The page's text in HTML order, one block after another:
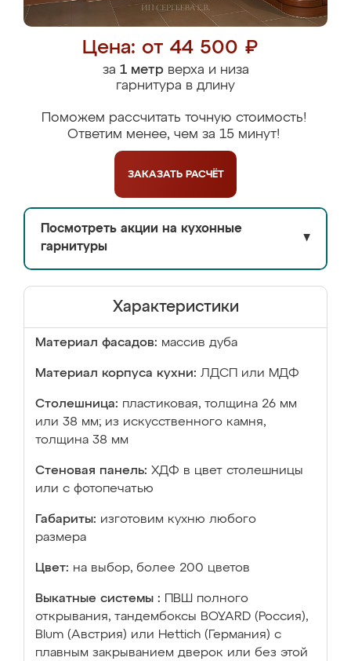
Цена: от 44 500 ₽
за 1 метрверха и низа
гарнитура в длину
Поможем рассчитать точную стоимость!
Ответим менее, чем за 15 минут!
ЗАКАЗАТЬ РАСЧЁТ
Посмотреть акции на кухонные
гарнитуры
▼
Характеристики
Материал фасадов: массив дуба
Материал корпуса кухни: ЛДСП или МДФ
Столешница: пластиковая, толщина 26 мм
или 38 мм; из искусственного камня,
толщина 38 мм
Стеновая панель: ХДФ в цвет столешницы
или с фотопечатью
Габариты: изготовим кухню любого
размера
Цвет: на выбор, более 200 цветов
Выкатные системы :
ПВШ полного
открывания, тандембоксы BOYARD (Россия),
Blum (Австрия) или Hettich (Германия) с
плавным закрыванием дверок или без этой